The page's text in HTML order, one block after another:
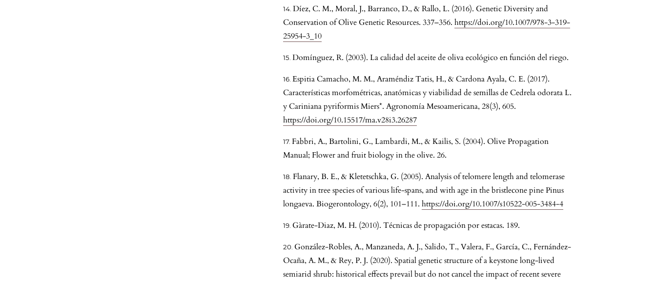
Díez, C. M., Moral, J., Barranco, D., & Rallo, L. (2016). Genetic Diversity and
Conservation of Olive Genetic Resources. 337–356.https://doi.org/10.1007/978-3-319-
25954-3_10
Domínguez, R. (2003). La calidad del aceite de oliva ecológico en función del riego.
Espitia Camacho, M. M., Araméndiz Tatis, H., & Cardona Ayala, C. E. (2017).
Características morfométricas, anatómicas y viabilidad de semillas de Cedrela odorata L.
y Cariniana pyriformis Miers*. Agronomía Mesoamericana, 28(3), 605.
https://doi.org/10.15517/ma.v28i3.26287
Fabbri, A., Bartolini, G., Lambardi, M., & Kailis, S. (2004). Olive Propagation
Manual; Flower and fruit biology in the olive. 26.
Flanary, B. E., & Kletetschka, G. (2005). Analysis of telomere length and telomerase
activity in tree species of various life-spans, and with age in the bristlecone pine Pinus
longaeva. Biogerontology, 6(2), 101–111.https://doi.org/10.1007/s10522-005-3484-4
Gàrate-Diaz, M. H. (2010). Técnicas de propagación por estacas. 189.
González-Robles, A., Manzaneda, A. J., Salido, T., Valera, F., García, C., Fernández-
Ocaña, A. M., & Rey, P. J. (2020). Spatial genetic structure of a keystone long-lived
semiarid shrub: historical effects prevail but do not cancel the impact of recent severe